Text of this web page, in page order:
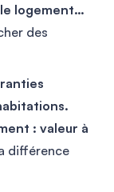
le logement…
des
: valeur à
différence